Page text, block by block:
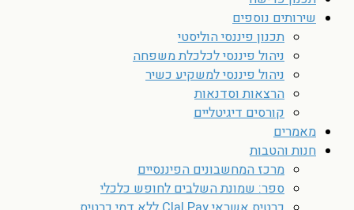
שירותים נוספים
תכנון פיננסי הוליסטי
ניהול פיננסי לכלכלת משפחה
ניהול פיננסי למשקיע כשיר
הרצאות וסדנאות
קורסים דיגיטליים
מאמרים
חנות והטבות
מרכז המחשבונים הפיננסיים
ספר: שמונת השלבים לחופש כלכלי